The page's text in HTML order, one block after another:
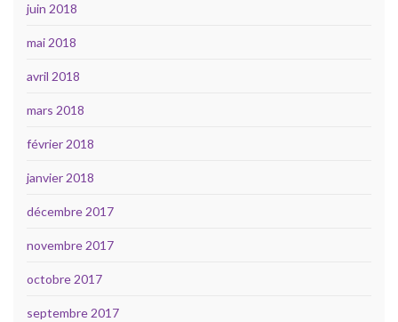
juin 2018
mai 2018
avril 2018
mars 2018
février 2018
janvier 2018
décembre 2017
novembre 2017
octobre 2017
septembre 2017